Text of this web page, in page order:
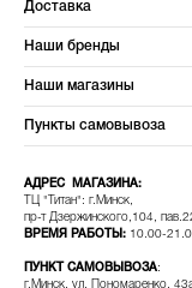
Доставка
Наши бренды
Наши магазины
Пункты самовывоза
АДРЕС МАГАЗИНА:
ТЦ "Титан": г.Минск,
пр-т Дзержинского,104,
ВРЕМЯ РАБОТЫ: 10.00-
ПУНКТ САМОВЫВОЗА:
г.Минск, ул. Пономаренко,